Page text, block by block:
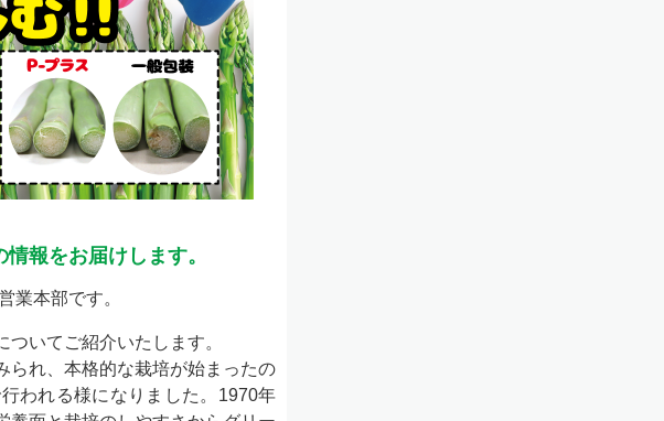
報をお届けします。
業本部です。
いてご紹介いたします。
られ、本格的な栽培が始まったの
われる様になりました。1970年